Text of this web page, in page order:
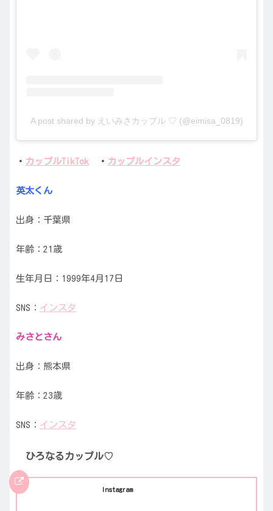
A post shared by えいみさカップル ♡ (@eimisa_0819)
・ カップルTikTok ・ カップルインスタ
英太くん
出身：千葉県
年齢：21歳
生年月日：1999年4月17日
SNS： インスタ
みさとさん
出身：熊本県
年齢：23歳
SNS： インスタ
ひろなるカップル♡
Instagram